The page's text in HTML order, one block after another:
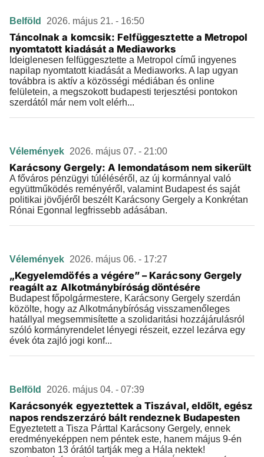
Belföld 2026. május 21. - 16:50
Táncolnak a komcsik: Felfüggesztette a Metropol
nyomtatott kiadását a Mediaworks
Ideiglenesen felfüggesztette a Metropol című ingyenes
napilap nyomtatott kiadását a Mediaworks. A lap ugyan
továbbra is aktív a közösségi médiában és online
felületein, a megszokott budapesti terjesztési pontokon
szerdától már nem volt elérh...
Vélemények 2026. május 07. - 21:00
Karácsony Gergely: A lemondatásom nem sikerült
A főváros pénzügyi túléléséről, az új kormánnyal való
együttműködés reményéről, valamint Budapest és saját
politikai jövőjéről beszélt Karácsony Gergely a Konkrétan
Rónai Egonnal legfrissebb adásában.
Vélemények 2026. május 06. - 17:27
„Kegyelemdöfés a végére” – Karácsony Gergely
reagált az Alkotmánybíróság döntésére
Budapest főpolgármestere, Karácsony Gergely szerdán
közölte, hogy az Alkotmánybíróság visszamenőleges
hatállyal megsemmisítette a szolidaritási hozzájárulásról
szóló kormányrendelet lényegi részeit, ezzel lezárva egy
évek óta zajló jogi konf...
Belföld 2026. május 04. - 07:39
Karácsonyék egyeztettek a Tiszával, eldőlt, egész
napos rendszerzáró bált rendeznek Budapesten
Egyeztetett a Tisza Párttal Karácsony Gergely, ennek
eredményeképpen nem péntek este, hanem május 9-én
szombaton 13 órától tartják meg a Hála nektek!